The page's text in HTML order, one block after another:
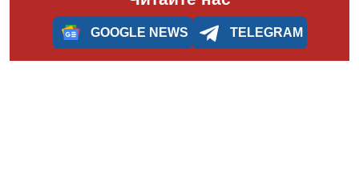
GOOGLE NEWS TELEGRAM